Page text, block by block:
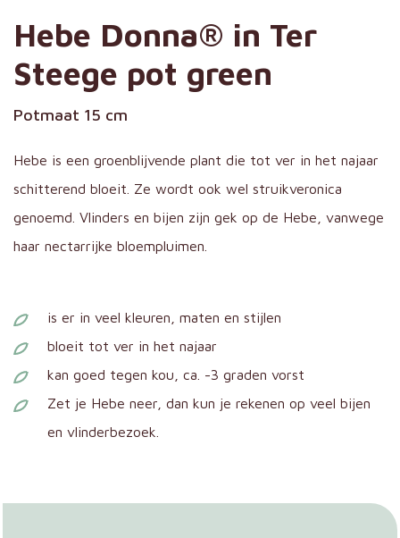
Hebe Donna® in Ter
Steege pot green
Potmaat 15 cm
Hebe is een groenblijvende plant die tot ver in het najaar
schitterend bloeit. Ze wordt ook wel struikveronica
genoemd. Vlinders en bijen zijn gek op de Hebe, vanwege
haar nectarrijke bloempluimen.
is er in veel kleuren, maten en stijlen
bloeit tot ver in het najaar
kan goed tegen kou, ca. -3 graden vorst
Zet je Hebe neer, dan kun je rekenen op veel bijen
en vlinderbezoek.